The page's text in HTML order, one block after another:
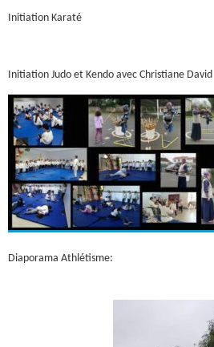
Initiation Karaté
Initiation Judo et Kendo avec Christiane David
Diaporama